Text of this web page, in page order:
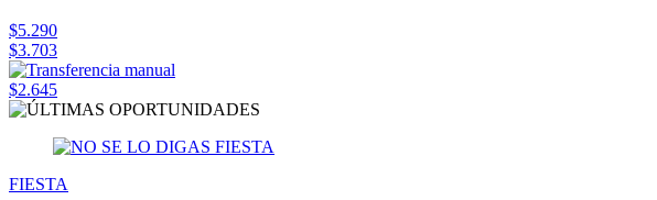
$5.290
$3.703
$2.645
FIESTA